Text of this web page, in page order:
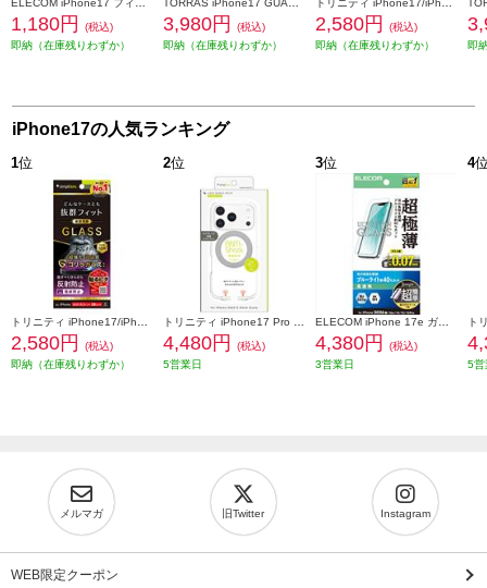
1,180円
(税込)
即納（在庫残りわずか）
3,980円
(税込)
即納（在庫残りわずか）
2,580円
(税込)
即納（在庫残りわずか）
即
iPhone17の人気ランキング
1位
2,580円
(税込)
即納（在庫残りわずか）
2位
4,480円
(税込)
5営業日
3位
4,380円
(税込)
3営業日
4
5営
メルマガ 旧Twitter Instagram
WEB限定クーポン